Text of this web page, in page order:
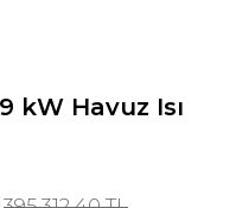
kW Havuz Isı